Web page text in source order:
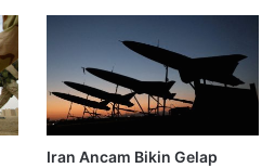
Iran Ancam Bikin Gelap